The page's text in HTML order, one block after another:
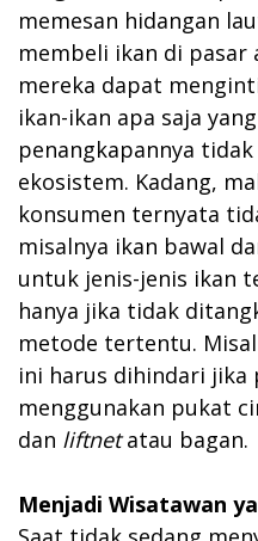
memesan hidangan
membeli ikan di
mereka dapat
ikan-ikan apa saja
penangkapannya
ekosistem. Kadang,
konsumen ternyata
misalnya ikan bawal
untuk jenis-jenis ikan
hanya jika tidak
metode tertentu.
ini harus dihindari jika
menggunakan pukat
dan liftnetatau bagan.
Menjadi Wisatawan